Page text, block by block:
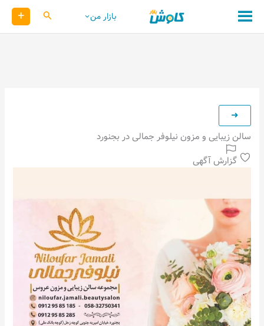
محتوا
بازار من کاوش +
سالن زیبایی و مزون نیلوفر جمالی در بجنورد
گزارش آگهی